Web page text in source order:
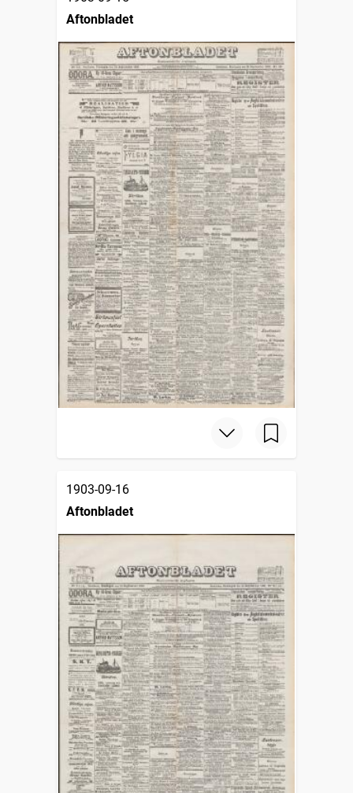
Aftonbladet
1903-09-16
Aftonbladet